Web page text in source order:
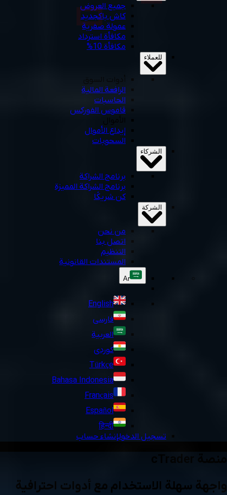
جميع العروض
كاش باكجديد
عمولة صفرية
مكافأة استرداد
مكافأة 10%
للعملاء
الرافعة المالية
الحاسبات
قاموس الفوركس
إيداع الأموال
السحوبات
الشركاء
برنامج الشراكة
برنامج الشراكة المميزة
كن شريكًا
الشركة
من نحن
اتصل بنا
التنظيم
المستندات القانونية
Ar
English
فارسی
العربية
کوردی
Türkçe
Bahasa Indonesia
Français
Español
हिन्दी
تسجيل الدخولإنشاء حساب
منصة cTrader
واجهة سهلة الاستخدام مع أدوات احترافية